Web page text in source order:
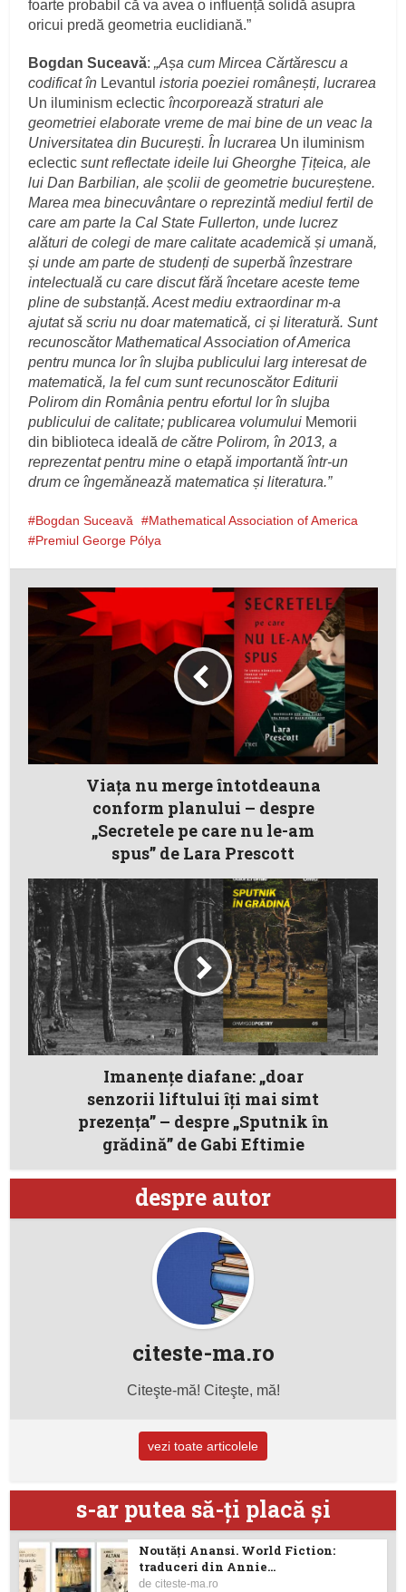
foarte probabil că va avea o influență solidă asupra
oricui predă geometria euclidiană.”
Bogdan Suceavă:„Așa cum Mircea Cărtărescu a
codificat în Levantul istoria poeziei românești, lucrarea
Un iluminism eclectic încorporează straturi ale
geometriei elaborate vreme de mai bine de un veac la
Universitatea din București. În lucrarea Un iluminism
eclectic sunt reflectate ideile lui Gheorghe Țițeica, ale
lui Dan Barbilian, ale școlii de geometrie bucureștene.
Marea mea binecuvântare o reprezintă mediul fertil de
care am parte la Cal State Fullerton, unde lucrez
alături de colegi de mare calitate academică și umană,
și unde am parte de studenți de superbă înzestrare
intelectuală cu care discut fără încetare aceste teme
pline de substanță. Acest mediu extraordinar m-a
ajutat să scriu nu doar matematică, ci și literatură. Sunt
recunoscător Mathematical Association of America
pentru munca lor în slujba publicului larg interesat de
matematică, la fel cum sunt recunoscător Editurii
Polirom din România pentru efortul lor în slujba
publicului de calitate; publicarea volumului Memorii
din biblioteca ideală de către Polirom, în 2013, a
reprezentat pentru mine o etapă importantă într-un
drum ce îngemănează matematica și literatura.”
Bogdan Suceavă
Mathematical Association of America
Premiul George Pólya
Viața nu merge întotdeauna
conform planului – despre
„Secretele pe care nu le-am
spus” de Lara Prescott
Imanențe diafane: „doar
senzorii liftului îți mai simt
prezența” – despre „Sputnik în
grădină” de Gabi Eftimie
despre autor
citeste-ma.ro
Citeşte-mă! Citeşte, mă!
vezi toate articolele
s-ar putea să-ţi placă şi
Noutăţi Anansi. World Fiction:
traduceri din Annie...
deciteste-ma.ro